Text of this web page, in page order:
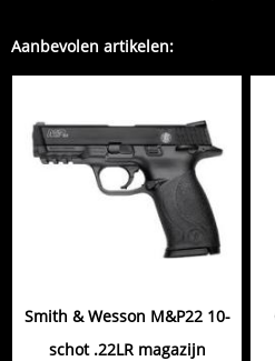
Aanbevolen artikelen:
Smith & Wesson M&P22 10-
schot .22LR magazijn